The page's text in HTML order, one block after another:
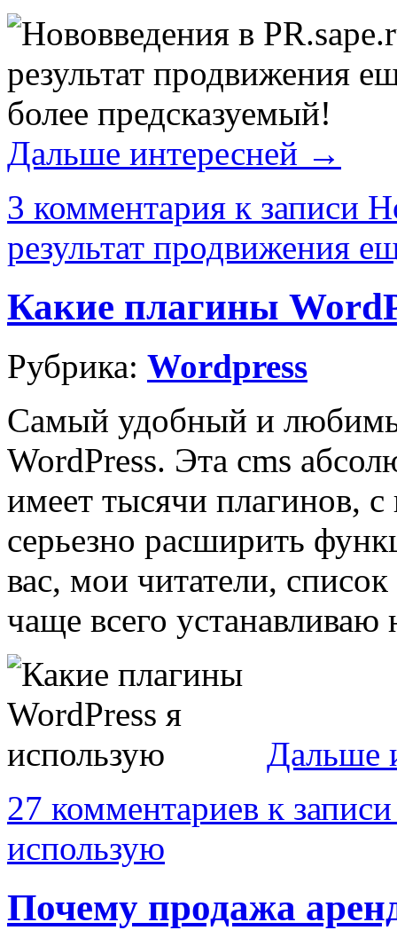
Дальше интересней →
3 комментария к записи
результат продвижения
Какие плагины
Рубрика: Wordpress
Самый удобный и
WordPress. Эта cms
имеет тысячи плагинов,
серьезно расширить
вас, мои читатели,
чаще всего устанавливаю
Дальше
27 комментариев к
использую
Почему продажа